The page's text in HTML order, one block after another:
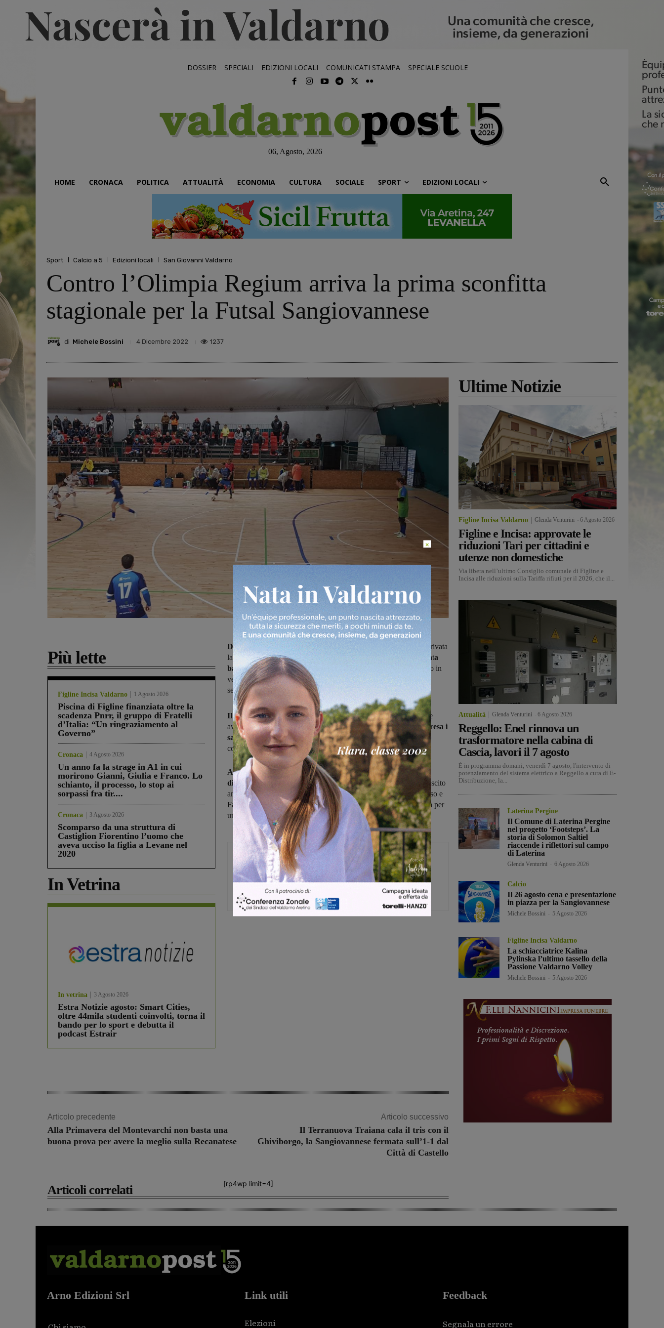
DOSSIER SPECIALI EDIZIONI LOCALI COMUNICATI STAMPA SPECIALE SCUOLE
06, Agosto, 2026
HOME CRONACA POLITICA ATTUALITÀ ECONOMIA CULTURA SOCIALE SPORT EDIZIONI LOCALI
Sport Calcio a 5 Edizioni locali San Giovanni Valdarno
Contro l’Olimpia Regium arriva la prima sconfitta
stagionale per la Futsal Sangiovannese
di Michele Bossini 4 Dicembre 2022 1237
Più lette
Figline Incisa Valdarno 1 Agosto 2026
Piscina di Figline finanziata oltre la
scadenza Pnrr, il gruppo di Fratelli
d’Italia: “Un ringraziamento al
Governo”
Cronaca 4 Agosto 2026
Un anno fa la strage in A1 in cui
morirono Gianni, Giulia e Franco. Lo
schianto, il processo, lo stop ai
sorpassi fra tir....
Cronaca 3 Agosto 2026
Scomparso da una struttura di
Castiglion Fiorentino l’uomo che
aveva ucciso la figlia a Levane nel
2020
In Vetrina
In vetrina 3 Agosto 2026
Estra Notizie agosto: Smart Cities,
oltre 44mila studenti coinvolti, torna il
bando per lo sport e debutta il
podcast Estrair
Dopo avere vinto tutte le prime nove gare di campionato,
è arrivata
la prima sconfitta per la Futsal Sangiovannese ,che in casa è stata
battuta 5-7 dalla corazzata Olimpia Regium,
la quale ha ripreso in
vetta proprio i valdarnesi (per gli azzurri doppietta di D’Alterio, a
segno anche Righeschi, Faelli e Ortolani).
Il primo tempo era terminato 0-5,con la cinicità degli ospiti che
aveva fatto da contraltare alla scarsa vena dei valarnesi.
Nella ripresa i
sangiovannesihanno reagito e possono recriminare per i tre palo
colpiti sul 4-7.
Adesso serve voltare paginae iniziare a lavorare in vista della
difficile trasferta di Bologna,nella quale saranno assenti Caio, uscito
anzitempo per infortunio e non recuperabile, Molina perchè espulso e
Faelli che diffdato, ha rimediato un cartellino giallo che lo fermerà per
un turno.
Michele Bossini
Articolo precedente
Alla Primavera del Montevarchi non basta una
buona prova per avere la meglio sulla Recanatese
Articolo successivo
Il Terranuova Traiana cala il tris con il
Ghiviborgo, la Sangiovannese fermata sull’1-1 dal
Città di Castello
[rp4wp limit=4]
Articoli correlati
Ultime Notizie
Figline Incisa Valdarno Glenda Venturini 6 Agosto 2026
Figline e Incisa: approvate le
riduzioni Tari per cittadini e
utenze non domestiche
Via libera nell’ultimo Consiglio comunale di Figline e
Incisa alle riduzioni sulla Tariffa rifiuti per il 2026, che il...
Attualità Glenda Venturini 6 Agosto 2026
Reggello: Enel rinnova un
trasformatore nella cabina di
Cascia, lavori il 7 agosto
È in programma domani, venerdì 7 agosto, l'intervento di
potenziamento del sistema elettrico a Reggello a cura di E-
Distribuzione, la...
Laterina Pergine
Il Comune di Laterina Pergine
nel progetto ‘Footsteps’. La
storia di Solomon Saltiel
riaccende i riflettori sul campo
di Laterina
Glenda Venturini 6 Agosto 2026
Calcio
Il 26 agosto cena e presentazione
in piazza per la Sangiovannese
Michele Bossini 5 Agosto 2026
Figline Incisa Valdarno
La schiacciatrice Kalina
Pylinska l’ultimo tassello della
Passione Valdarno Volley
Michele Bossini 5 Agosto 2026
Arno Edizioni Srl Link utili
Elezioni
Feedback
Segnala un errore
×